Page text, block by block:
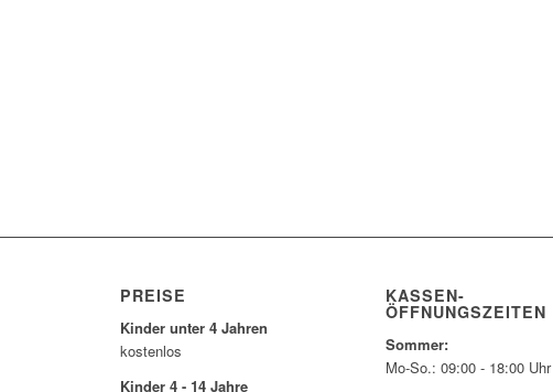
PREISE
Kinder unter 4 Jahren
kostenlos
Kinder 4 - 14 Jahre
KASSEN-
ÖFFNUNGSZEITEN
Sommer:
Mo-So.: 09:00 - 18:00 Uhr